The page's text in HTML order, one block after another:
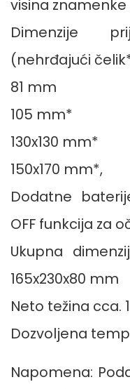
visina znamenke
Dimenzije
(nehrđajući
81 mm
105 mm*
130x130 mm*
150x170 mm*,
Dodatne
OFF funkcija za
Ukupna
165x230x80 mm
Neto težina cca.
Dozvoljena
Napomena: